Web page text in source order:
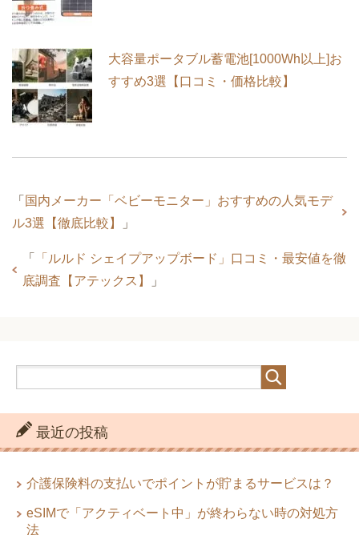
大容量ポータブル蓄電池[1000Wh以上]お
すすめ3選【口コミ・価格比較】
「 国内メーカー「ベビーモニター」おすすめの人気モデ
ル3選【徹底比較】
」
「
「ルルド シェイプアップボード」口コミ・最安値を徹
底調査【アテックス】
」
最近の投稿
介護保険料の支払いでポイントが貯まるサービスは？
eSIMで「アクティベート中」が終わらない時の対処方
法